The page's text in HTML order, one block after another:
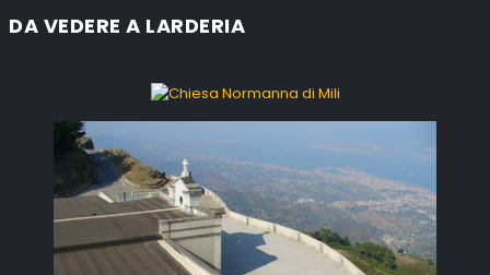
DA VEDERE A LARDERIA